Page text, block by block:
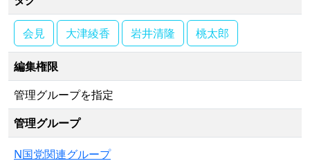
会見 大津綾香 岩井清隆 桃太郎
編集権限
管理グループを指定
管理グループ
N国党関連グループ